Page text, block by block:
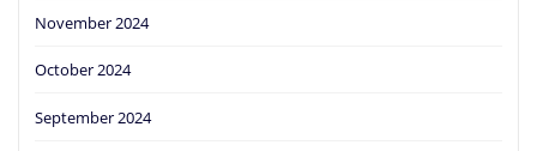
November 2024
October 2024
September 2024